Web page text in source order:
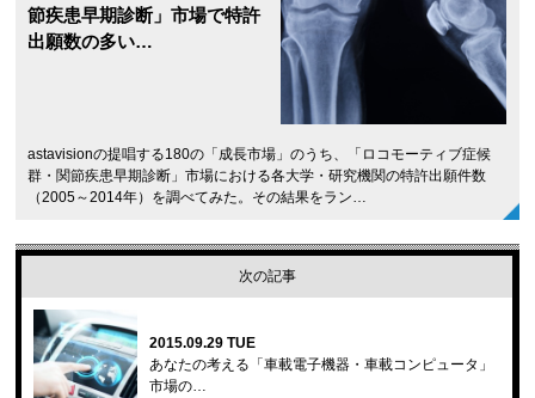
節疾患早期診断」市場で特許
出願数の多い…
astavisionの提唱する180の「成長市場」のうち、「ロコモーティブ症候
群・関節疾患早期診断」市場における各大学・研究機関の特許出願件数
（2005～2014年）を調べてみた。その結果をラン…
次の記事
2015.09.29 TUE
あなたの考える「車載電子機器・車載コンピュータ」
市場の…